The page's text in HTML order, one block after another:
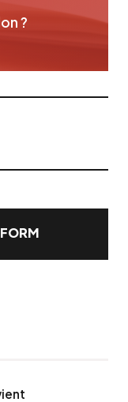
?